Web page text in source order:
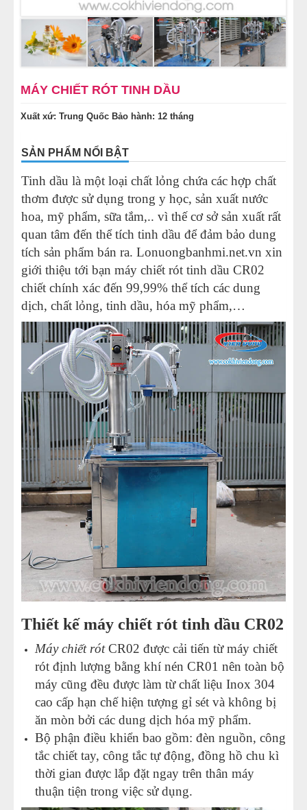
MÁY CHIẾT RÓT TINH DẦU
Xuất xứ: Trung Quốc Bảo hành: 12 tháng
SẢN PHẨM NỔI BẬT
Tinh dầu là một loại chất lỏng chứa các hợp chất
thơm được sử dụng trong y học, sản xuất nước
hoa, mỹ phẩm, sữa tắm,.. vì thế cơ sở sản xuất rất
quan tâm đến thể tích tinh dầu để đảm bảo dung
tích sản phẩm bán ra. Lonuongbanhmi.net.vn xin
giới thiệu tới bạn máy chiết rót tinh dầu CR02
chiết chính xác đến 99,99% thể tích các dung
dịch, chất lỏng, tinh dầu, hóa mỹ phẩm,…
Thiết kế máy chiết rót tinh dầu CR02
Máy chiết rótCR02 được cải tiến từ máy chiết
rót định lượng bằng khí nén CR01 nên toàn bộ
máy cũng đều được làm từ chất liệu Inox 304
cao cấp hạn chế hiện tượng gỉ sét và không bị
ăn mòn bởi các dung dịch hóa mỹ phẩm.
Bộ phận điều khiển bao gồm: đèn nguồn, công
tắc chiết tay, công tắc tự động, đồng hồ chu kì
thời gian được lắp đặt ngay trên thân máy
thuận tiện trong việc sử dụng.
MÁY CÁN BỘT MÌ
MÁY SE BỘT LÀM BÁNH
TỦ Ủ BỘT LÀM BÁNH
TỦ TRƯNG BÀY BÁNH KEM
LINH KIỆN PHỤ KIỆN
MÁY LÀM HÁ CẢO
MÁY LÀM XÍU MẠI
THIẾT BỊ KHÁC